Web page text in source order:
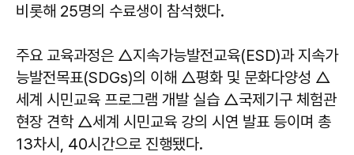
비롯해 25명의 수료생이 참석했다.
주요 교육과정은 △지속가능발전교육(ESD)과 지속가
능발전목표(SDGs)의 이해 △평화 및 문화다양성 △
세계 시민교육 프로그램 개발 실습 △국제기구 체험관
현장 견학 △세계 시민교육 강의 시연 발표 등이며 총
13차시, 40시간으로 진행됐다.